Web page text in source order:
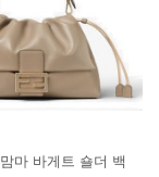
마 바게트 숄더 백